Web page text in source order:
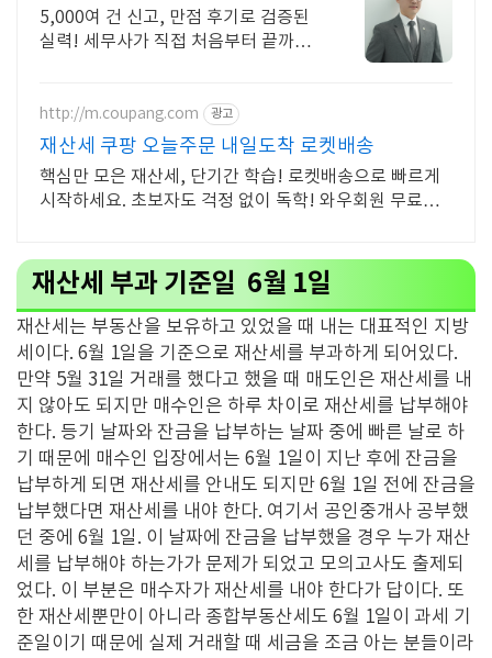
5,000여 건 신고, 만점 후기로 검증된
실력! 세무사가 직접 처음부터 끝까지/
http://m.coupang.com 광고
재산세 쿠팡 오늘주문 내일도착 로켓배송
핵심만 모은 재산세, 단기간 학습! 로켓배송으로 빠르게
시작하세요. 초보자도 걱정 없이 독학! 와우회원 무료반
재산세 부과 기준일 6월 1일
재산세는 부동산을 보유하고 있었을 때 내는 대표적인 지방
세이다. 6월 1일을 기준으로 재산세를 부과하게 되어있다.
만약 5월 31일 거래를 했다고 했을 때 매도인은 재산세를 내
지 않아도 되지만 매수인은 하루 차이로 재산세를 납부해야
한다. 등기 날짜와 잔금을 납부하는 날짜 중에 빠른 날로 하
기 때문에 매수인 입장에서는 6월 1일이 지난 후에 잔금을
납부하게 되면 재산세를 안내도 되지만 6월 1일 전에 잔금을
납부했다면 재산세를 내야 한다. 여기서 공인중개사 공부했
던 중에 6월 1일. 이 날짜에 잔금을 납부했을 경우 누가 재산
세를 납부해야 하는가가 문제가 되었고 모의고사도 출제되
었다. 이 부분은 매수자가 재산세를 내야 한다가 답이다. 또
한 재산세뿐만이 아니라 종합부동산세도 6월 1일이 과세 기
준일이기 때문에 실제 거래할 때 세금을 조금 아는 분들이라